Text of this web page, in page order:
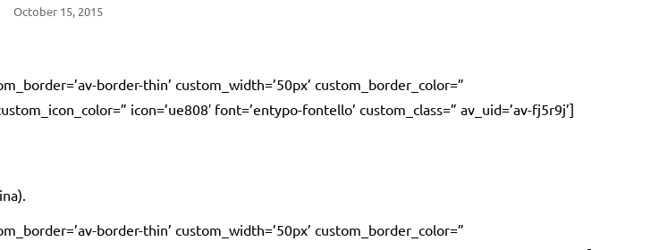
October 15, 2015
border-thin’ custom_width=’50px’ custom_border_color=”
icon=’ue808′ font=’entypo-fontello’ custom_class=” av_uid=’av-fj5r9j’]
border-thin’ custom_width=’50px’ custom_border_color=”